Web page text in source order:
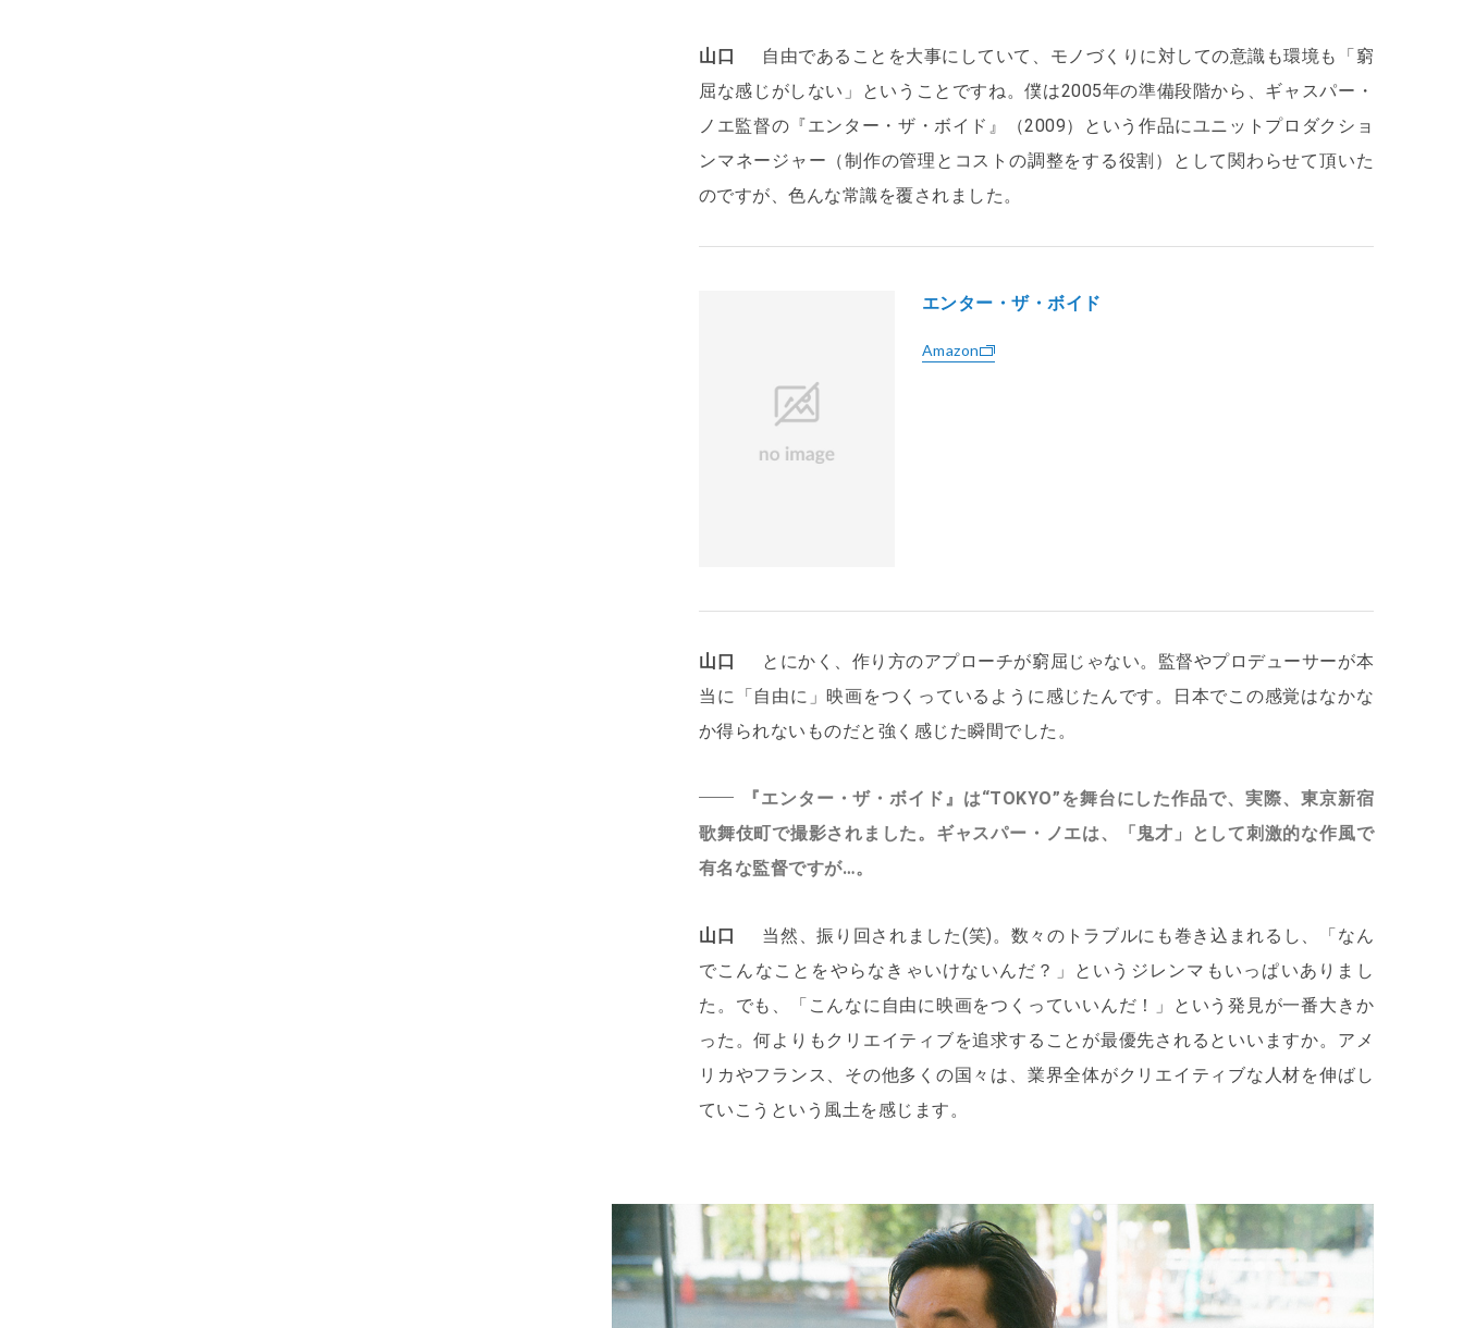
山口
自由であることを大事にしていて、モノづくりに対しての意識も環境も「窮
屈な感じがしない」ということですね。僕は2005年の準備段階から、ギャスパー・
ノエ監督の『エンター・ザ・ボイド』（2009）という作品にユニットプロダクショ
ンマネージャー（制作の管理とコストの調整をする役割）として関わらせて頂いた
のですが、色んな常識を覆されました。
エンター・ザ・ボイド
Amazon
山口
とにかく、作り方のアプローチが窮屈じゃない。監督やプロデューサーが本
当に「自由に」映画をつくっているように感じたんです。日本でこの感覚はなかな
か得られないものだと強く感じた瞬間でした。
『エンター・ザ・ボイド』は“TOKYO”を舞台にした作品で、実際、東京新宿
歌舞伎町で撮影されました。ギャスパー・ノエは、「鬼才」として刺激的な作風で
有名な監督ですが…。
山口
当然、振り回されました(笑)。数々のトラブルにも巻き込まれるし、「なん
でこんなことをやらなきゃいけないんだ？」というジレンマもいっぱいありまし
た。でも、「こんなに自由に映画をつくっていいんだ！」という発見が一番大きか
った。何よりもクリエイティブを追求することが最優先されるといいますか。アメ
リカやフランス、その他多くの国々は、業界全体がクリエイティブな人材を伸ばし
ていこうという風土を感じます。